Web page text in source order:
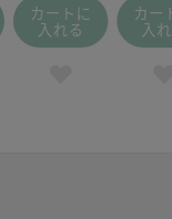
ンジ
カートに
入れる
カー
入